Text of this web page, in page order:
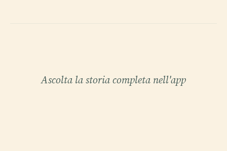
Ascolta la storia completa nell'app